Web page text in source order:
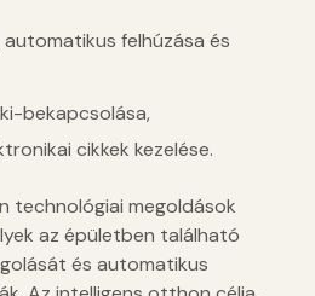
felhúzása és
bekapcsolása,
cikkek kezelése.
technológiai megoldások
az épületben található
és automatikus